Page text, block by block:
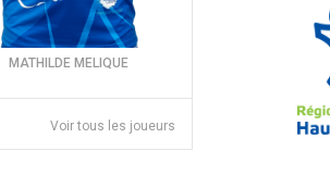
MATHILDE MELIQUE
Voir tous les joueurs